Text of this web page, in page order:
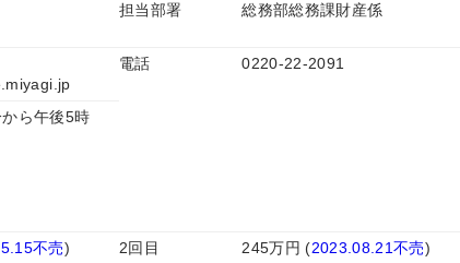
担当部署 総務部総務課財産係
電話 0220-22-2091
ら午後5時
不売) 2回目 245万円 (2023.08.21不売)